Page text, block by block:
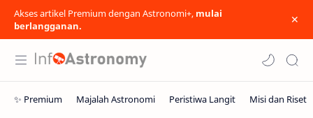
Akses artikel Premium dengan Astronomi+, mulai
berlangganan.